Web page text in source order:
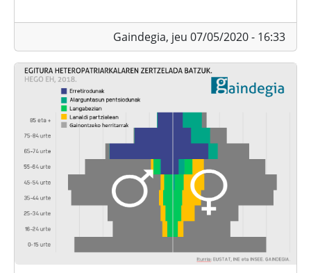
Gaindegia, jeu 07/05/2020 - 16:33